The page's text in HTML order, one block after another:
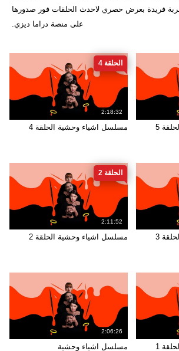
فريدة بعرض حصري لاحدث الحلقات فور صدورها
على منصة دراما ديزي.
مسلسل اشياء وحشية الحلقة 5
2:18:32
الحلقة 4
مسلسل اشياء وحشية الحلقة 4
3
2:11:52
الحلقة 2
مسلسل اشياء وحشية الحلقة 2
1
2:06:26
مسلسل اشياء وحشية